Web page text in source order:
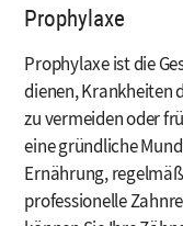
Prophylaxe
Prophylaxe ist die
dienen, Krankheiten
zu vermeiden oder
eine gründliche
Ernährung,
professionelle